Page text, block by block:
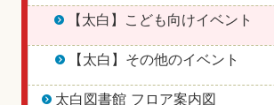
【太白】こども向けイベント
【太白】その他のイベント
太白図書館 フロア案内図